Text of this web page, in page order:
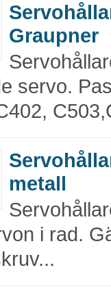
Graupner
servo.
metall
i rad.